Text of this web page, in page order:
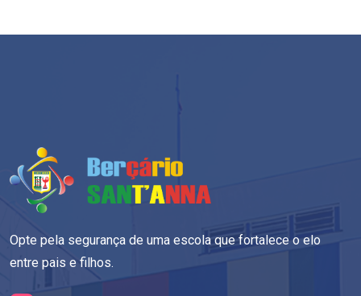
Opte pela segurança de uma escola que fortalece o elo
entre pais e filhos.